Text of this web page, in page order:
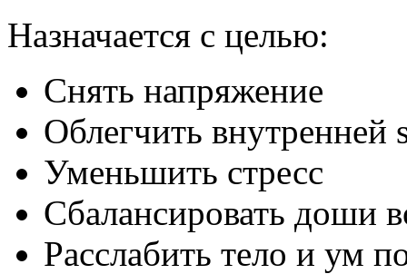
Назначается с целью:
Снять напряжение
Облегчить внутренней
Уменьшить стресс
Сбалансировать доши
Расслабить тело и ум